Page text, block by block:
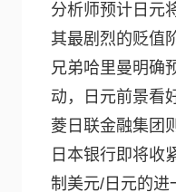
分析师预计日元
其最剧烈的贬值
兄弟哈里曼明确
动，日元前景看
菱日联金融集团
日本银行即将收
制美元/日元的进